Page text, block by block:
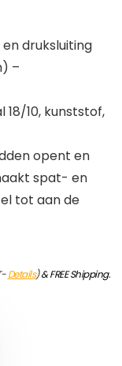
druksluiting
–
10, kunststof,
opent en
spat- en
tot aan de
Details)&FREE Shipping.